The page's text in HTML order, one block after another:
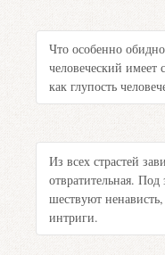
Что особенно
человеческий имеет
как глупость
Из всех страстей
отвратительная.
шествуют ненависть,
интриги.